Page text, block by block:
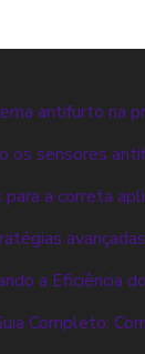
antifurto na
os sensores
para a correta
a Eficiência
Completo: